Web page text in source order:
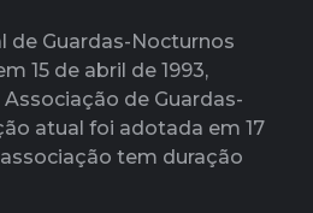
de Guardas-Nocturnos
15 de abril de 1993,
de Guardas-
atual foi adotada em 17
associação tem duração